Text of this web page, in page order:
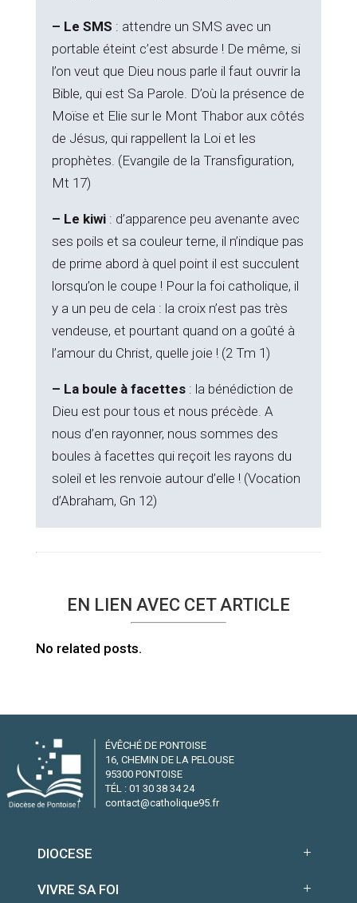
– Le SMS : attendre un SMS avec un
portable éteint c’est absurde ! De même, si
l’on veut que Dieu nous parle il faut ouvrir la
Bible, qui est Sa Parole. D’où la présence de
Moïse et Elie sur le Mont Thabor aux côtés
de Jésus, qui rappellent la Loi et les
prophètes. (Evangile de la Transfiguration,
Mt 17)
– Le kiwi : d’apparence peu avenante avec
ses poils et sa couleur terne, il n’indique pas
de prime abord à quel point il est succulent
lorsqu’on le coupe ! Pour la foi catholique, il
y a un peu de cela : la croix n’est pas très
vendeuse, et pourtant quand on a goûté à
l’amour du Christ, quelle joie ! (2 Tm 1)
– La boule à facettes: la bénédiction de
Dieu est pour tous et nous précède. A
nous d’en rayonner, nous sommes des
boules à facettes qui reçoit les rayons du
soleil et les renvoie autour d’elle ! (Vocation
d’Abraham, Gn 12)
EN LIEN AVEC CET ARTICLE
No related posts.
ÉVÊCHÉ DE PONTOISE
16, CHEMIN DE LA PELOUSE
95300 PONTOISE
TÉL : 01 30 38 34 24
contact@catholique95.fr
DIOCESE
VIVRE SA FOI